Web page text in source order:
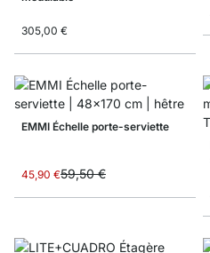
305,00 €
EMMI Échelle porte-serviette
Prix spécial
45,90 €59,50 €